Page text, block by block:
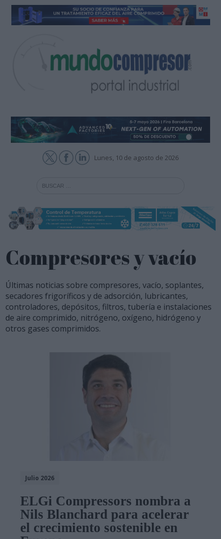
Lunes, 10 de agosto de 2026
Compresores y vacío
Últimas noticias sobre compresores, vacío, soplantes,
secadores frigoríficos y de adsorción, lubricantes,
controladores, depósitos, filtros, tubería e instalaciones
de aire comprimido, nitrógeno, oxígeno, hidrógeno y
otros gases comprimidos.
Julio 2026
ELGi Compressors nombra a
Nils Blanchard para acelerar
el crecimiento sostenible en